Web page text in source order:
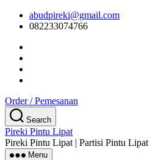
Skip
content
abudpireki@gmail.com
082233074766
Order / Pemesanan
Search
Pireki Pintu Lipat
Pireki Pintu Lipat | Partisi Pintu Lipat
Menu